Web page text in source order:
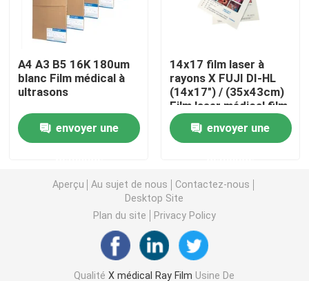
Laser X Ray Film
Film de rayon de l'ANIMAL FAMILIER X
Films d'écran en soie
papier de photo de rc
film thermique médical
A4 A3 B5 16K 180um
blanc Film médical à
ultrasons
envoyer une
14x17 film laser à
rayons X FUJI DI-HL
(14x17") / (35x43cm)
Film laser médical film
fuji à sec
envoyer une
Aperçu Au sujet de nous
Contactez-nous
Desktop Site
Plan du site
Privacy Policy
QualitéX médical Ray Film Usine De